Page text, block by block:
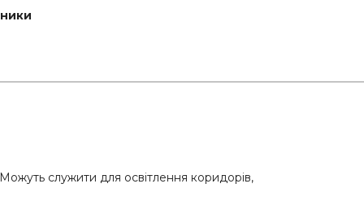
служити для освітлення коридорів,